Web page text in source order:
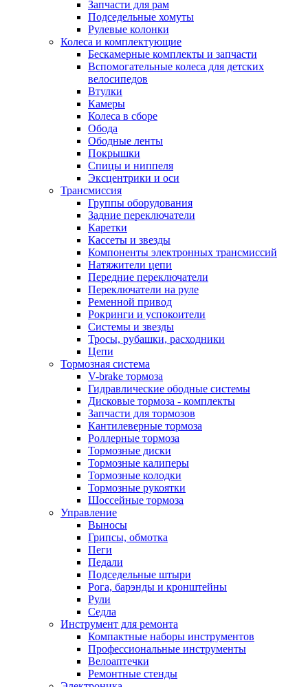
Запчасти для рам
Подседельные хомуты
Рулевые колонки
Колеса и комплектующие
Бескамерные комплекты и запчасти
Вспомогательные колеса для детских
велосипедов
Втулки
Камеры
Колеса в сборе
Обода
Ободные ленты
Покрышки
Спицы и ниппеля
Эксцентрики и оси
Трансмиссия
Группы оборудования
Задние переключатели
Каретки
Кассеты и звезды
Компоненты электронных трансмиссий
Натяжители цепи
Передние переключатели
Переключатели на руле
Ременной привод
Рокринги и успокоители
Системы и звезды
Тросы, рубашки, расходники
Цепи
Тормозная система
V-brake тормоза
Гидравлические ободные системы
Дисковые тормоза - комплекты
Запчасти для тормозов
Кантилеверные тормоза
Роллерные тормоза
Тормозные диски
Тормозные калиперы
Тормозные колодки
Тормозные рукоятки
Шоссейные тормоза
Управление
Выносы
Грипсы, обмотка
Пеги
Педали
Подседельные штыри
Рога, барэнды и кронштейны
Рули
Седла
Инструмент для ремонта
Компактные наборы инструментов
Профессиональные инструменты
Велоаптечки
Ремонтные стенды